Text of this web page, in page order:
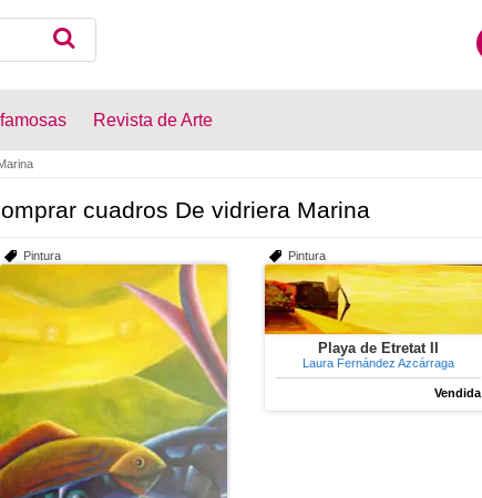
Revista de Arte
cuadros De vidriera Marina
Pintura Pintura
Playa de Etretat II
Laura Fernández Azcárraga
Vendida